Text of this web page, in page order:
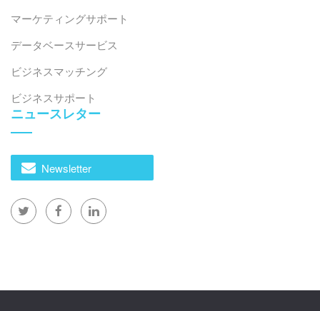
マーケティングサポート
データベースサービス
ビジネスマッチング
ビジネスサポート
ニュースレター
Newsletter